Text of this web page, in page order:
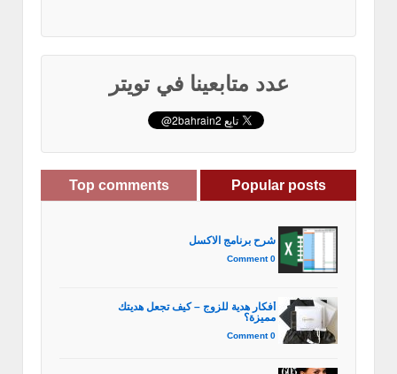
عدد متابعينا في تويتر
Popular posts
Top comments
شرح برنامج الاكسل
0 Comment
أفكار هدية للزوج – كيف تجعل هديتك
مميزة؟
0 Comment